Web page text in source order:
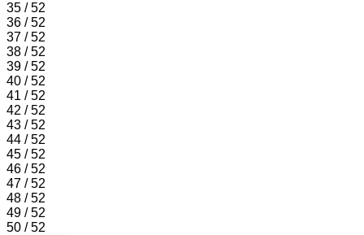
35 / 52
36 / 52
37 / 52
38 / 52
39 / 52
40 / 52
41 / 52
42 / 52
43 / 52
44 / 52
45 / 52
46 / 52
47 / 52
48 / 52
49 / 52
50 / 52